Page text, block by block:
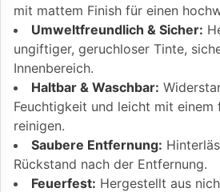
mit mattem Finish für einen
Umweltfreundlich & Sicher:
ungiftiger, geruchloser Tinte,
Innenbereich.
Haltbar & Waschbar:
Feuchtigkeit und leicht mit einem
reinigen.
Saubere Entfernung:
Rückstand nach der Entfernung.
Feuerfest: Hergestellt aus